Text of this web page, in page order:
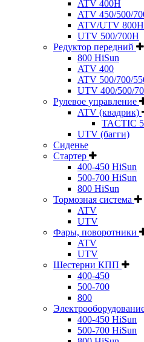
ATV 400H
ATV 450/500/
ATV/UTV 800H
UTV 500/700H
Редуктор передний
800 HiSun
ATV 400
ATV 500/700/
UTV 400/500/
Рулевое управление
ATV (квадрик)
TACTIC
UTV (багги)
Сиденье
Стартер
400-450 HiSun
500-700 HiSun
800 HiSun
Тормозная система
ATV
UTV
Фары, поворотники
ATV
UTV
Шестерни КПП
400-450
500-700
800
400-450 HiSun
500-700 HiSun